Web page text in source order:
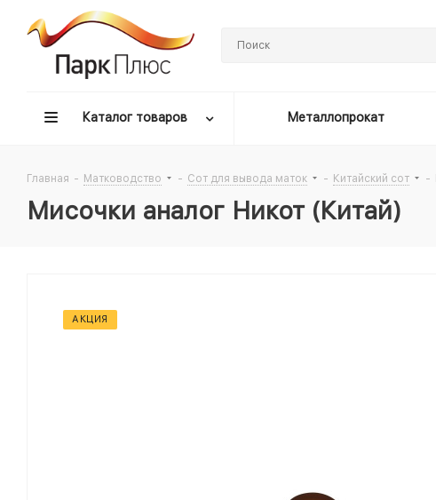
Каталог товаров Металлопрокат
Главная - Матководство - Сот для вывода маток - Китайский сот -
Мисочки аналог Никот (Китай)
АКЦИЯ